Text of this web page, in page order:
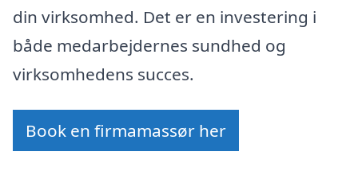
din virksomhed. Det er en investering i
både medarbejdernes sundhed og
virksomhedens succes.
Book en firmamassør her